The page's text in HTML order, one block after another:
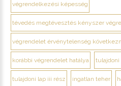
végrendelkezési képesség
tévedés megtévesztés kényszer
végrendelet érvénytelenség
korábbi végrendelet hatálya tulajdoni
tulajdoni lap iii rész ingatlan teher